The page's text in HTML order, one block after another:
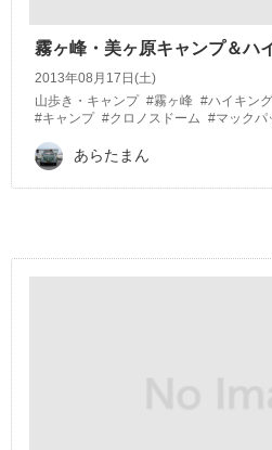
霧ヶ峰・美ヶ原キャンプ＆ハ
2013年08月17日(土)
山歩き・キャンプ #霧ヶ峰 #ハイキング
#キャンプ #クロノスドーム #マックパ
あらたまん